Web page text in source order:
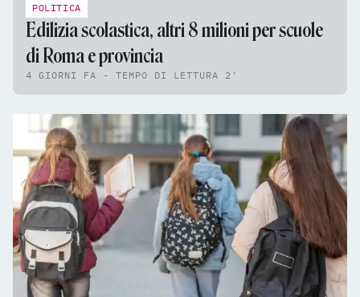
POLITICA
Edilizia scolastica, altri 8 milioni per scuole
di Roma e provincia
4 GIORNI FA - TEMPO DI LETTURA 2'